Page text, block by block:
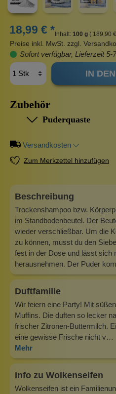
18,99 € * Inhalt: 100 g ( 189,90
Preise inkl. MwSt. zzgl.
Sofort verfügbar, Lieferzeit 5-
IN
Zubehör
Puderquaste
Versandkosten
Zum Merkzettel hinzufügen
Beschreibung
Trockenshampoo bzw.
im Standbodenbeutel. Der
wieder verschließbar. Um die
zu können, musst du den
fest in der Dose und lässt sich
herausnehmen. Der Puder
Duftfamilie
Wir feiern eine Party! Mit
Muffins. Die duften so lecker
frischer Zitronen-Buttermilch.
eine gewisse Frische nicht v…
Mehr
Info zu Wolkenseifen
Wolkenseifen ist ein